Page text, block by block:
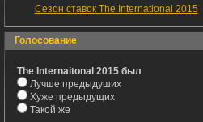
Сезон ставок The International 2015
Голосование
The Internaitonal 2015 был
Лучше предыдуших
Хуже предыдущих
Такой же